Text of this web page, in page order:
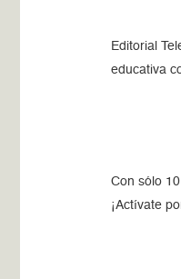
Editorial
educativa
Con sólo
¡Actívate